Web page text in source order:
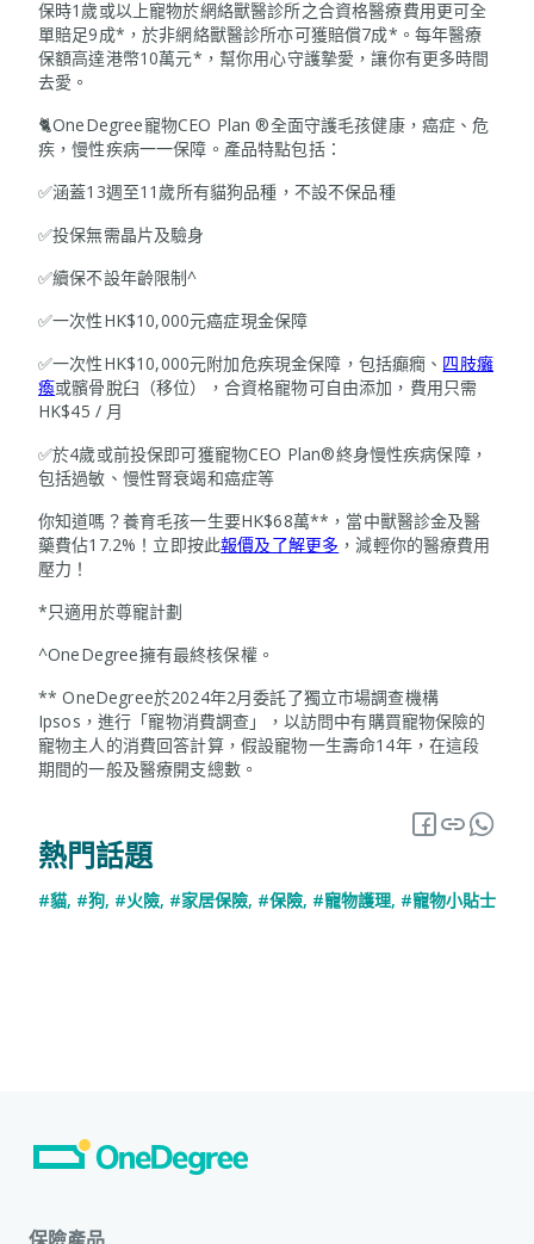
保時1歲或以上寵物於網絡獸醫診所之合資格醫療費用更可全
單賠足9成*，於非網絡獸醫診所亦可獲賠償7成*。每年醫療
保額高達港幣10萬元*，幫你用心守護摯愛，讓你有更多時間
去愛。
🐈OneDegree寵物CEO Plan ®全面守護毛孩健康，癌症、危
疾，慢性疾病一一保障。產品特點包括：
✅涵蓋13週至11歲所有貓狗品種，不設不保品種
✅投保無需晶片及驗身
✅續保不設年齡限制^
✅一次性HK$10,000元癌症現金保障
✅一次性HK$10,000元附加危疾現金保障，包括癲癇、 四肢癱
瘓或髕骨脫臼（移位），合資格寵物可自由添加，費用只需
HK$45 / 月
✅於4歲或前投保即可獲寵物CEO Plan®終身慢性疾病保障，
包括過敏、慢性腎衰竭和癌症等
你知道嗎？養育毛孩一生要HK$68萬**，當中獸醫診金及醫
藥費佔17.2%！立即按此報價及了解更多 ，減輕你的醫療費用
壓力！
*只適用於尊寵計劃
^OneDegree擁有最終核保權。
** OneDegree於2024年2月委託了獨立市場調查機構
Ipsos，進行「寵物消費調查」，以訪問中有購買寵物保險的
寵物主人的消費回答計算，假設寵物一生壽命14年，在這段
期間的一般及醫療開支總數。
熱門話題
#貓, #狗, #火險, #家居保險, #保險, #寵物護理, #寵物小貼士
保險產品